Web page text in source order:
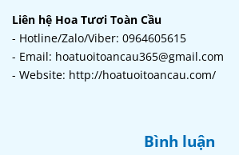
Liên hệ Hoa Tươi Toàn Cầu
- Hotline/Zalo/Viber: 0964605615
- Email: hoatuoitoancau365@gmail.com
- Website: http://hoatuoitoancau.com/
Bình luận